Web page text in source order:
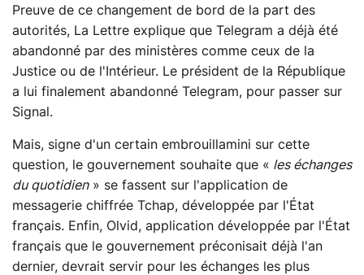
Preuve de ce changement de bord de la part des
autorités, La Lettre explique que Telegram a déjà été
abandonné par des ministères comme ceux de la
Justice ou de l'Intérieur. Le président de la République
a lui finalement abandonné Telegram, pour passer sur
Signal.
Mais, signe d'un certain embrouillamini sur cette
question, le gouvernement souhaite que « les échanges
du quotidien» se fassent sur l'application de
messagerie chiffrée Tchap, développée par l'État
français. Enfin, Olvid, application développée par l'État
français que le gouvernement préconisait déjà l'an
dernier, devrait servir pour les échanges les plus